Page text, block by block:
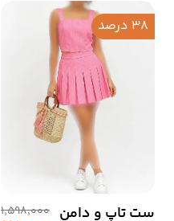
38 درصد
ست تاپ و دامن 1,598,000